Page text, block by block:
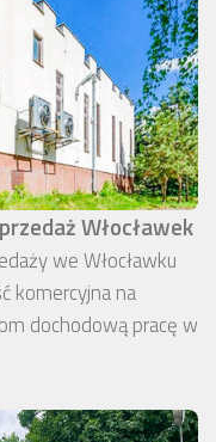
Włocławek
we Włocławku
komercyjna na
dochodową pracę w